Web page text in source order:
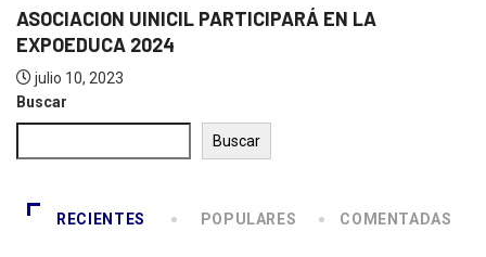
ASOCIACION UINICIL PARTICIPARÁ EN LA
EXPOEDUCA 2024
julio 10, 2023
Buscar
Buscar
RECIENTES POPULARES COMENTADAS